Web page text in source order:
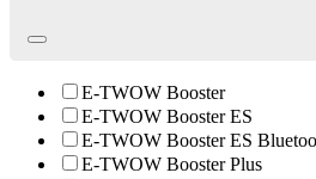
E-TWOW Booster
E-TWOW Booster ES
E-TWOW Booster ES
E-TWOW Booster Plus